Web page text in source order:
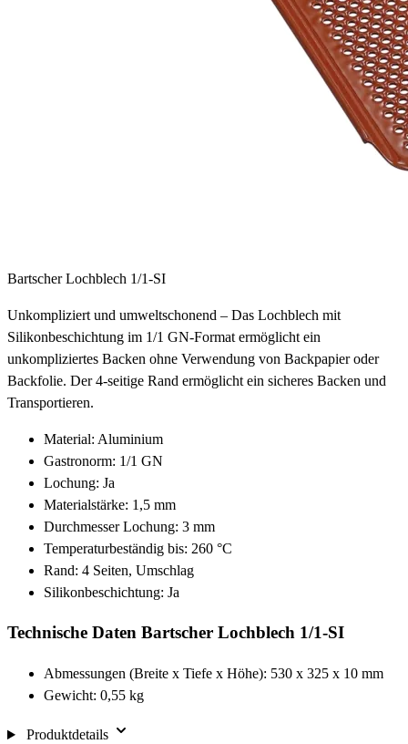
Bartscher Lochblech 1/1-SI
Unkompliziert und umweltschonend – Das Lochblech mit
Silikonbeschichtung im 1/1 GN-Format ermöglicht ein
unkompliziertes Backen ohne Verwendung von Backpapier oder
Backfolie. Der 4-seitige Rand ermöglicht ein sicheres Backen und
Transportieren.
Material: Aluminium
Gastronorm: 1/1 GN
Lochung: Ja
Materialstärke: 1,5 mm
Durchmesser Lochung: 3 mm
Temperaturbeständig bis: 260 °C
Rand: 4 Seiten, Umschlag
Silikonbeschichtung: Ja
Technische Daten Bartscher Lochblech 1/1-SI
Abmessungen (Breite x Tiefe x Höhe): 530 x 325 x 10 mm
Gewicht: 0,55 kg
Produktdetails